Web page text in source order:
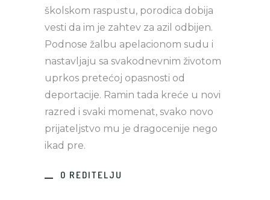
školskom raspustu, porodica dobija
vesti da im je zahtev za azil odbijen.
Podnose žalbu apelacionom sudu i
nastavljaju sa svakodnevnim životom
uprkos pretećoj opasnosti od
deportacije. Ramin tada kreće u novi
razred i svaki momenat, svako novo
prijateljstvo mu je dragocenije nego
ikad pre.
O REDITELJU